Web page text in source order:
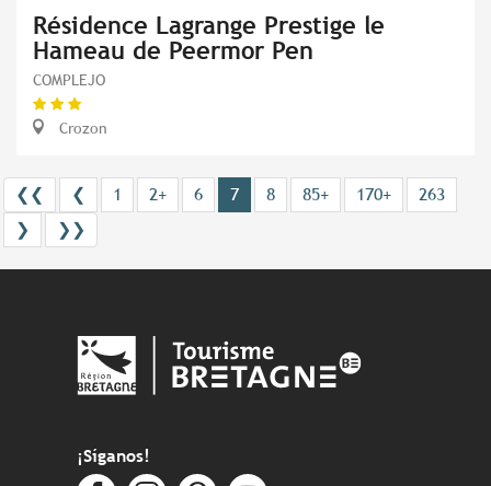
Résidence Lagrange Prestige le
Hameau de Peermor Pen
COMPLEJO
Crozon
❮❮ ❮ 1 2+ 6 7 8 85+ 170+
263
❯
❯❯
¡Síganos!